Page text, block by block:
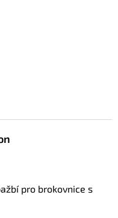
pro brokovnice s